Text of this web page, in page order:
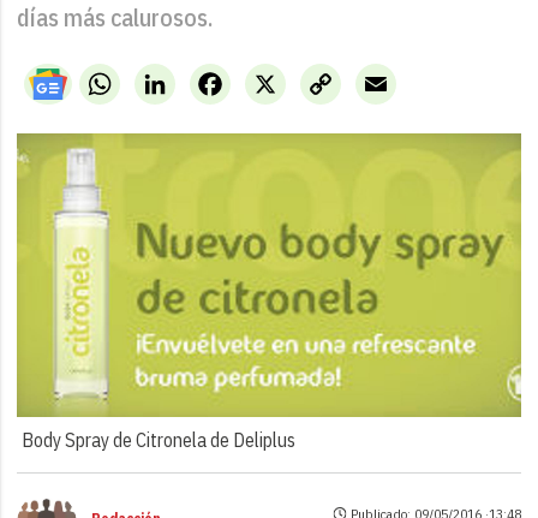
días más calurosos.
WhatsAppLinkedIn X
Facebook
Copy
Link
Email
Body Spray de Citronela de Deliplus
Publicado: 09/05/2016 ·13:48